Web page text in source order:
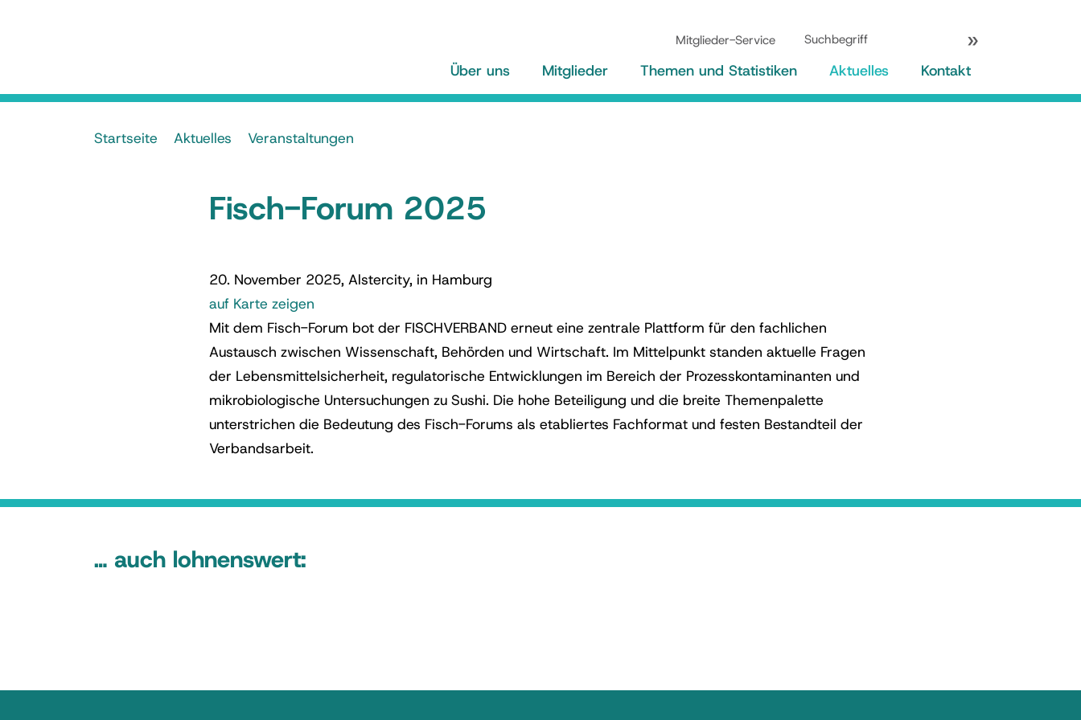
Mitglieder-Service
Über uns Mitglieder Themen und Statistiken Aktuelles Kontakt
Startseite Aktuelles Veranstaltungen
Fisch-Forum 2025
20. November 2025, Alstercity, in Hamburg
auf Karte zeigen
Mit dem Fisch-Forum bot der FISCHVERBAND erneut eine zentrale Plattform für den fachlichen
Austausch zwischen Wissenschaft, Behörden und Wirtschaft. Im Mittelpunkt standen aktuelle Fragen
der Lebensmittelsicherheit, regulatorische Entwicklungen im Bereich der Prozesskontaminanten und
mikrobiologische Untersuchungen zu Sushi. Die hohe Beteiligung und die breite Themenpalette
unterstrichen die Bedeutung des Fisch-Forums als etabliertes Fachformat und festen Bestandteil der
Verbandsarbeit.
… auch lohnenswert: